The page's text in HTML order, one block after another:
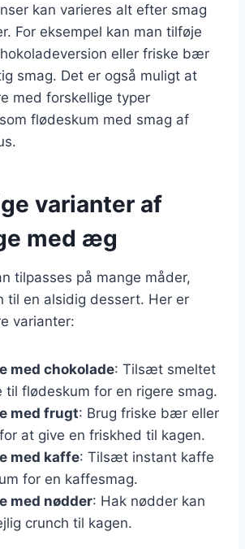
kan varieres alt efter smag
For eksempel kan man tilføje
eller friske bær
smag. Det er også muligt at
med forskellige typer
flødeskum med smag af
varianter af
med æg
tilpasses på mange måder,
til en alsidig dessert. Her er
varianter:
med chokolade: Tilsæt smeltet
til flødeskum for en rigere smag.
med frugt: Brug friske bær eller
at give en friskhed til kagen.
med kaffe: Tilsæt instant kaffe
for en kaffesmag.
med nødder: Hak nødder kan
crunch til kagen.